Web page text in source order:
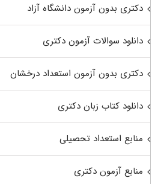
دکتری بدون آزمون دانشگاه آزاد
دانلود سوالات آزمون دکتری
دکتری بدون آزمون استعداد درخشان
دانلود کتاب زبان دکتری
منابع استعداد تحصیلی
منابع آزمون دکتری